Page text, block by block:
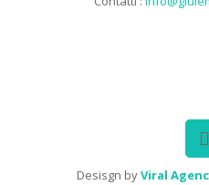
Desisgn byViral